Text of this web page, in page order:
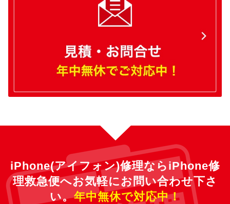
iPhone(アイフォン)修理ならiPhone修
理救急便へお気軽にお問い合わせ下さ
い。年中無休で対応中！